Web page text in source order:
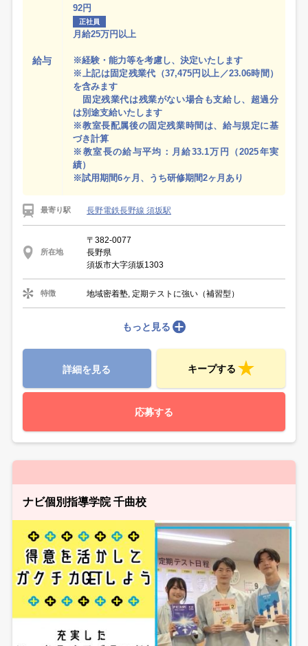
給与
92円
正社員
月給25万円以上
※経験・能力等を考慮し、決定いたします
※上記は固定残業代（37,475円以上／23.06時間）
を含みます
固定残業代は残業がない場合も支給し、超過分
は別途支給いたします
※教室長配属後の固定残業時間は、給与規定に基
づき計算
※教室長の給与平均：月給33.1万円（2025年実
績）
※試用期間6ヶ月、うち研修期間2ヶ月あり
最寄り駅 長野電鉄長野線 須坂駅
所在地
〒382-0077
長野県
須坂市大字須坂1303
特徴 地域密着塾, 定期テストに強い（補習型）
もっと見る
詳細を見る キープする
応募する
ナビ個別指導学院 千曲校